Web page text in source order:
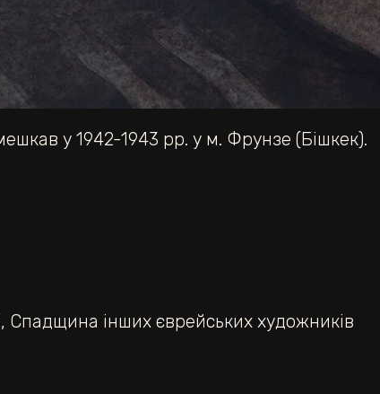
у 1942-1943 рр. у м. Фрунзе (Бішкек).
, Спадщина інших єврейських художників